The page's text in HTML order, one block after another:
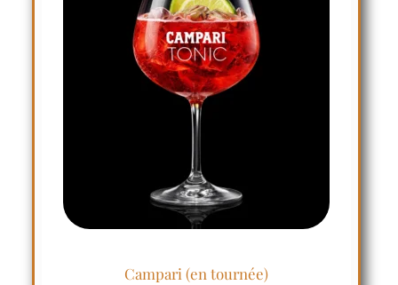
Campari (en tournée)